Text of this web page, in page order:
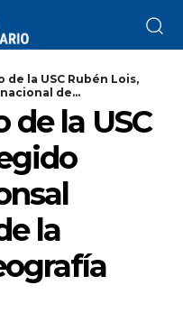
la USC Rubén Lois,
de...
de la USC
la